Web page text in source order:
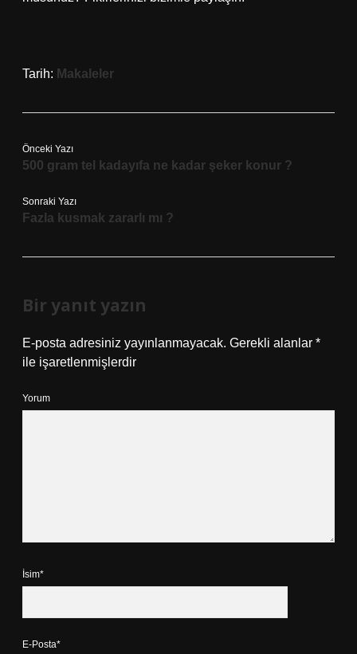
Tarih: Makaleler
Önceki Yazı
500 gram tel kadayıfa ne kadar şeker konur ?
Sonraki Yazı
Fazla kusmak zararlı mı ?
Bir yanıt yazın
E-posta adresiniz yayınlanmayacak. Gerekli alanlar *
ile işaretlenmişlerdir
Yorum
İsim*
E-Posta*